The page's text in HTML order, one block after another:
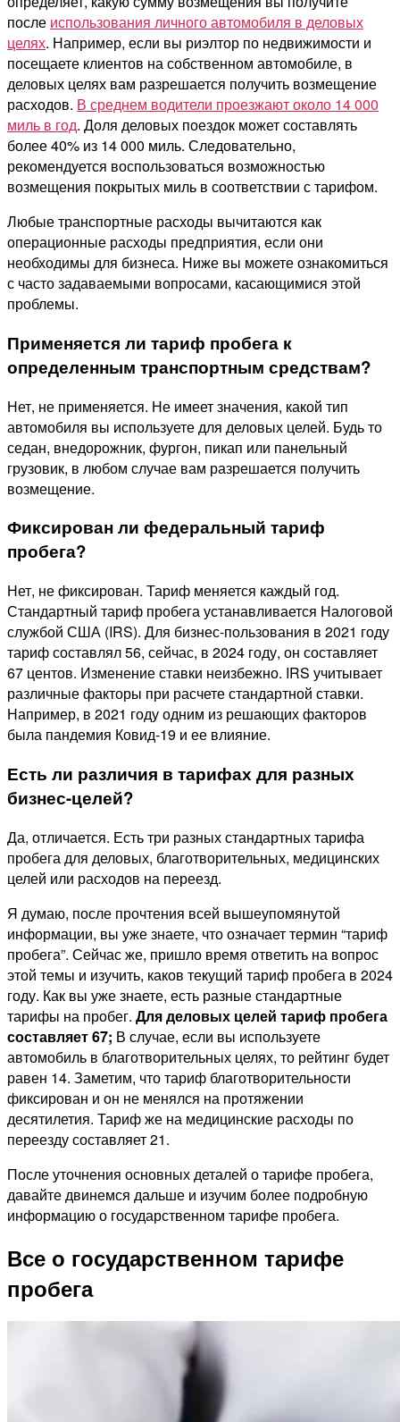
после использования личного автомобиля в деловых
целях. Например, если вы риэлтор по недвижимости и
посещаете клиентов на собственном автомобиле, в
деловых целях вам разрешается получить возмещение
расходов. В среднем водители проезжают около 14 000
миль в год. Доля деловых поездок может составлять
более 40% из 14 000 миль. Следовательно,
рекомендуется воспользоваться возможностью
возмещения покрытых миль в соответствии с тарифом.
Любые транспортные расходы вычитаются как
операционные расходы предприятия, если они
необходимы для бизнеса. Ниже вы можете ознакомиться
с часто задаваемыми вопросами, касающимися этой
проблемы.
Применяется ли тариф пробега к
определенным транспортным средствам?
Нет, не применяется. Не имеет значения, какой тип
автомобиля вы используете для деловых целей. Будь то
седан, внедорожник, фургон, пикап или панельный
грузовик, в любом случае вам разрешается получить
возмещение.
Фиксирован ли федеральный тариф
пробега?
Нет, не фиксирован. Тариф меняется каждый год.
Стандартный тариф пробега устанавливается Налоговой
службой США (IRS). Для бизнес-пользования в 2021 году
тариф составлял 56, сейчас, в 2024 году, он составляет
67 центов. Изменение ставки неизбежно. IRS учитывает
различные факторы при расчете стандартной ставки.
Например, в 2021 году одним из решающих факторов
была пандемия Ковид-19 и ее влияние.
Есть ли различия в тарифах для разных
бизнес-целей?
Да, отличается. Есть три разных стандартных тарифа
пробега для деловых, благотворительных, медицинских
целей или расходов на переезд.
Я думаю, после прочтения всей вышеупомянутой
информации, вы уже знаете, что означает термин “тариф
пробега”. Сейчас же, пришло время ответить на вопрос
этой темы и изучить, каков текущий тариф пробега в 2024
году. Как вы уже знаете, есть разные стандартные
тарифы на пробег. Для деловых целей тариф пробега
составляет 67; В случае, если вы используете
автомобиль в благотворительных целях, то рейтинг будет
равен 14. Заметим, что тариф благотворительности
фиксирован и он не менялся на протяжении
десятилетия. Тариф же на медицинские расходы по
переезду составляет 21.
После уточнения основных деталей о тарифе пробега,
давайте двинемся дальше и изучим более подробную
информацию о государственном тарифе пробега.
Все о государственном тарифе
пробега